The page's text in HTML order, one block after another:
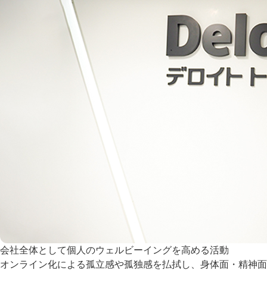
会社全体として個人のウェルビーイングを高める活動
オンライン化による孤立感や孤独感を払拭し、身体面・精神